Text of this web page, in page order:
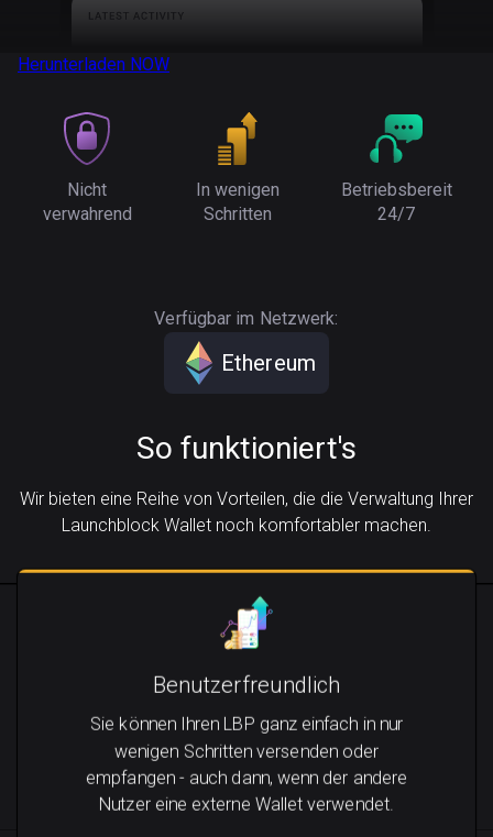
Herunterladen NOW
Nicht
verwahrend
In wenigen
Schritten
Betriebsbereit
24/7
Verfügbar im Netzwerk:
Ethereum
So funktioniert's
Wir bieten eine Reihe von Vorteilen, die die Verwaltung Ihrer
Launchblock Wallet noch komfortabler machen.
Benutzerfreundlich
Sie können Ihren LBP ganz einfach in nur
wenigen Schritten versenden oder
empfangen - auch dann, wenn der andere
Nutzer eine externe Wallet verwendet.